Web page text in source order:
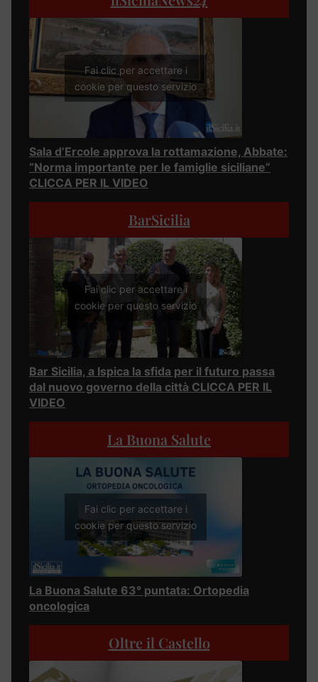
Fai clic per accettare i
cookie per questo servizio
Sala d’Ercole approva la rottamazione, Abbate:
“Norma importante per le famiglie siciliane”
CLICCA PER IL VIDEO
BarSicilia
Fai clic per accettare i
cookie per questo servizio
Bar Sicilia, a Ispica la sfida per il futuro passa
dal nuovo governo della città CLICCA PER IL
VIDEO
La Buona Salute
Fai clic per accettare i
cookie per questo servizio
La Buona Salute 63° puntata: Ortopedia
oncologica
Oltre il Castello